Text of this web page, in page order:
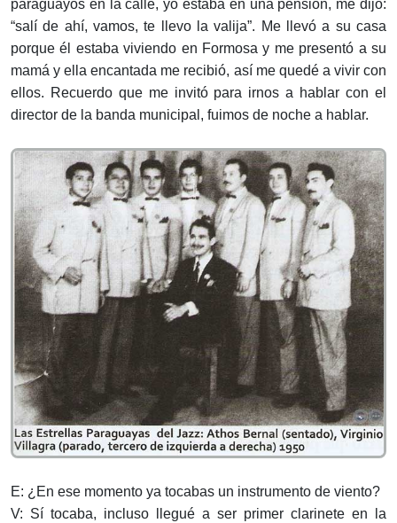
paraguayos en la calle, yo estaba en una pensión, me dijo:
“salí de ahí, vamos, te llevo la valija”. Me llevó a su casa
porque él estaba viviendo en Formosa y me presentó a su
mamá y ella encantada me recibió, así me quedé a vivir con
ellos. Recuerdo que me invitó para irnos a hablar con el
director de la banda municipal, fuimos de noche a hablar.
E: ¿En ese momento ya tocabas un instrumento de viento?
V: Sí tocaba, incluso llegué a ser primer clarinete en la